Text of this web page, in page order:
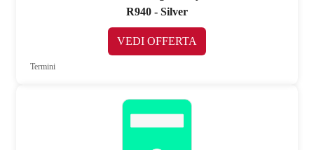
R940 - Silver
VEDI OFFERTA
Termini